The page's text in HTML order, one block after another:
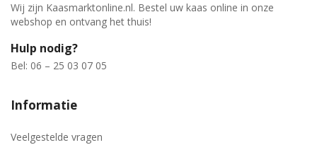
Wij zijn Kaasmarktonline.nl. Bestel uw kaas online in onze
webshop en ontvang het thuis!
Hulp nodig?
Bel: 06 – 25 03 07 05
Informatie
Veelgestelde vragen